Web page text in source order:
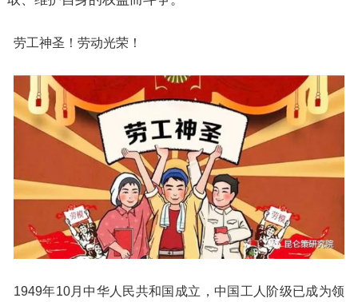
劳工神圣！劳动光荣！
1949年10月中华人民共和国成立，中国工人阶级已成为领